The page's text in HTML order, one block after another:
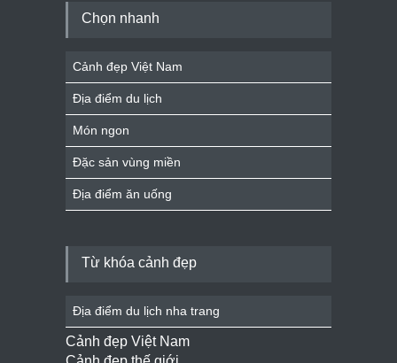
Chọn nhanh
Cảnh đẹp Việt Nam
Địa điểm du lịch
Món ngon
Đặc sản vùng miền
Địa điểm ăn uống
Từ khóa cảnh đẹp
Địa điểm du lịch nha trang
Cảnh đẹp Việt Nam